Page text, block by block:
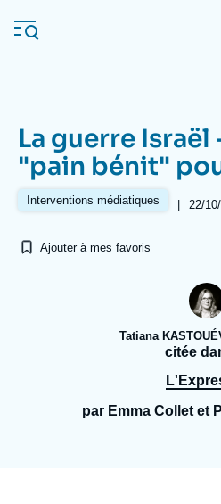
au
contenu
Navigation
principale
L'Ifri
Analyses
Se
La guerre Israël
"pain bénit"
Interventions médiatiques | 22/
Ajouter à mes favoris
Tatiana
citée
par Emma Collet et